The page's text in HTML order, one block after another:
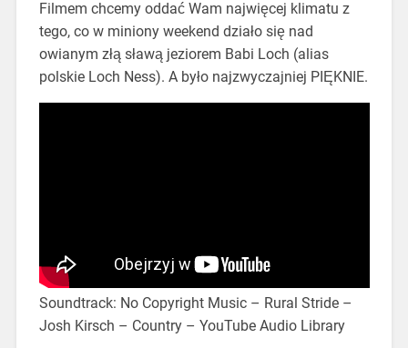
Filmem chcemy oddać Wam najwięcej klimatu z
tego, co w miniony weekend działo się nad
owianym złą sławą jeziorem Babi Loch (alias
polskie Loch Ness). A było najzwyczajniej PIĘKNIE.
Soundtrack: No Copyright Music – Rural Stride –
Josh Kirsch – Country – YouTube Audio Library